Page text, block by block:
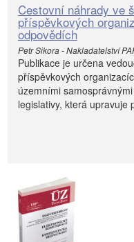
Cestovní náhrady ve
příspěvkových
odpovědích
Petr Sikora - Nakladatelství
Publikace je určena
příspěvkových
územními
legislativy, která upravuje